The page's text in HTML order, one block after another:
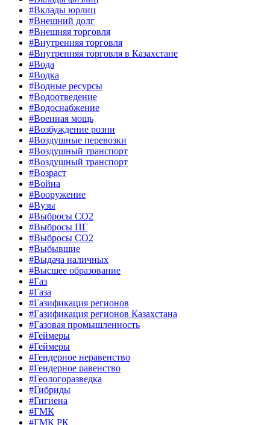
#Вклады юрлиц
#Внешний долг
#Внешняя торговля
#Внутренняя торговля
#Внутренняя торговля в Казахстане
#Вода
#Водка
#Водные ресурсы
#Водоотведение
#Водоснабжение
#Военная мощь
#Возбуждение розни
#Воздушные перевозки
#Воздушный транспорт
#Воздушный транспорт
#Возраст
#Война
#Вооружение
#Вузы
#Выбросы CO2
#Выбросы ПГ
#Выбросы СО2
#Выбывшие
#Выдача наличных
#Высшее образование
#Газ
#Газа
#Газификация регионов
#Газификация регионов Казахстана
#Газовая промышленность
#Геймеры
#Геймеры
#Гендерное неравенство
#Гендерное равенство
#Геологоразведка
#Гибриды
#Гигиена
#ГМК
#ГМК РК